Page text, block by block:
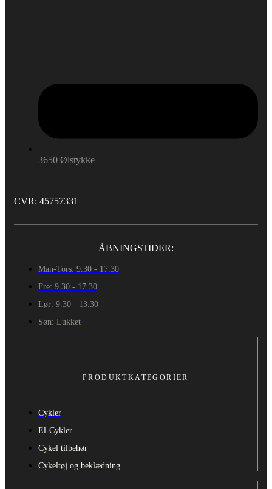
3650 Ølstykke
CVR: 45757331
ÅBNINGSTIDER:
Man-Tors: 9.30 - 17.30
Fre: 9.30 - 17.30
Lør: 9.30 - 13.30
Søn: Lukket
PRODUKTKATEGORIER
Cykler
El-Cykler
Cykel tilbehør
Cykeltøj og beklædning